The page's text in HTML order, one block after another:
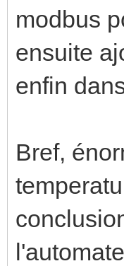
modbus
ensuite
enfin
Bref,